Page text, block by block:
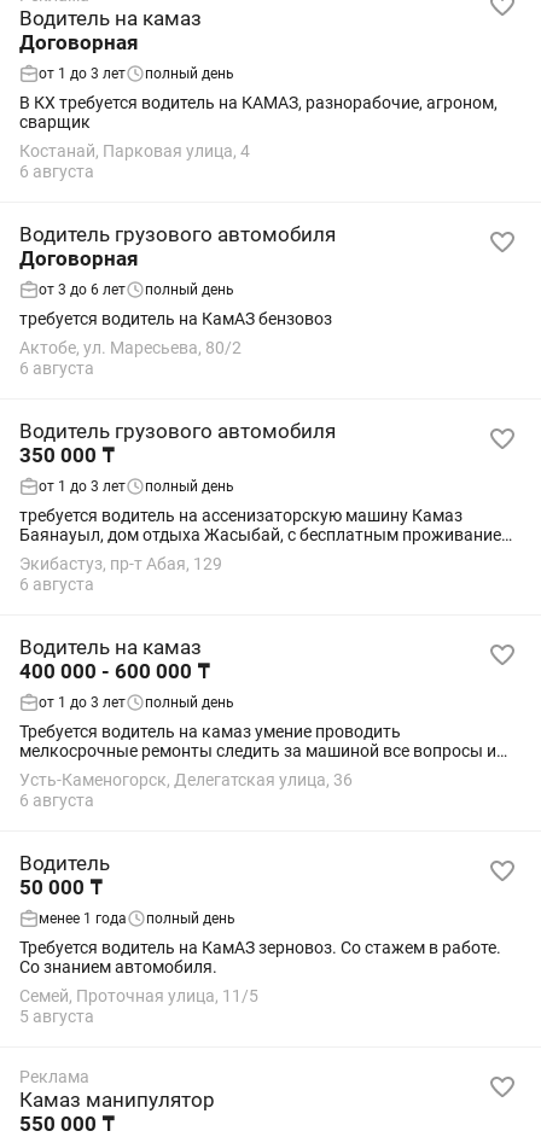
Водитель на камаз
Договорная
от 1 до 3 лет полный день
В КХ требуется водитель на КАМАЗ, разнорабочие, агроном,
сварщик
Костанай, Парковая улица, 4
6 августа
Водитель грузового автомобиля
Договорная
от 3 до 6 лет полный день
требуется водитель на КамАЗ бензовоз
Актобе, ул. Маресьева, 80/2
6 августа
Водитель грузового автомобиля
350 000 ₸
от 1 до 3 лет полный день
требуется водитель на ассенизаторскую машину Камаз
Баянауыл, дом отдыха Жасыбай, с бесплатным проживанием
и 3х разовым питанием
Экибастуз, пр-т Абая, 129
6 августа
Водитель на камаз
400 000 - 600 000 ₸
от 1 до 3 лет полный день
Требуется водитель на камаз умение проводить
мелкосрочные ремонты следить за машиной все вопросы и
резюме на Категория: СЕ
Усть-Каменогорск, Делегатская улица, 36
6 августа
Водитель
50 000 ₸
менее 1 года полный день
Требуется водитель на КамАЗ зерновоз. Со стажем в работе.
Со знанием автомобиля.
Семей, Проточная улица, 11/5
5 августа
Реклама
Камаз манипулятор
550 000 ₸